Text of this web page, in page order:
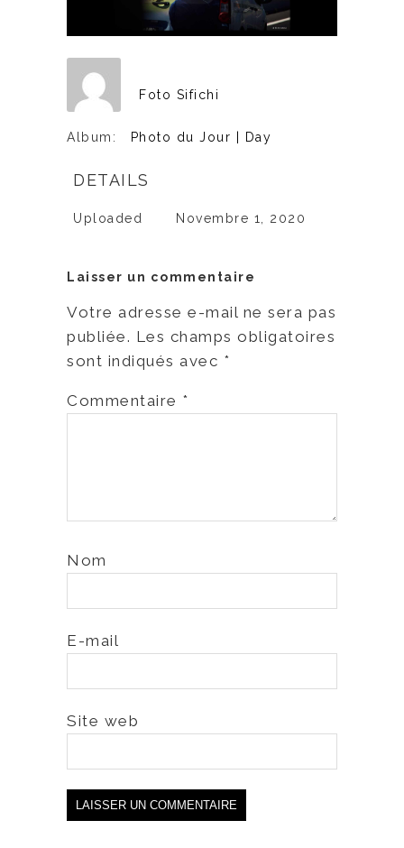
Foto Sifichi
Album: Photo du Jour | Day
DETAILS
Uploaded Novembre 1, 2020
Laisser un commentaire
Votre adresse e-mail ne sera pas
publiée. Les champs obligatoires
sont indiqués avec *
Commentaire *
Nom
E-mail
Site web